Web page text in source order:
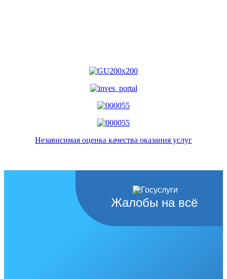
Независимая оценка качества оказания услуг
Жалобы на всё